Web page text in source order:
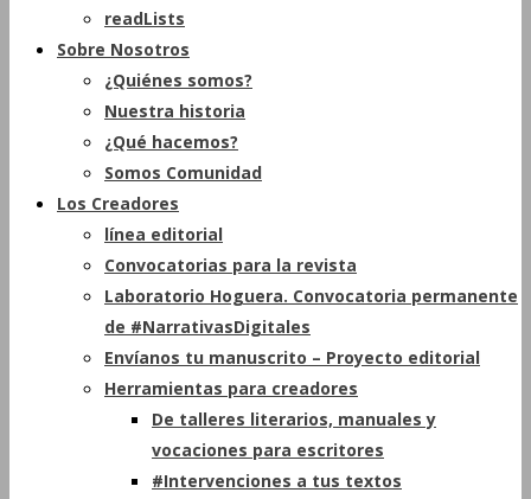
readLists
Sobre Nosotros
¿Quiénes somos?
Nuestra historia
¿Qué hacemos?
Somos Comunidad
Los Creadores
línea editorial
Convocatorias para la revista
Laboratorio Hoguera. Convocatoria permanente
de #NarrativasDigitales
Envíanos tu manuscrito – Proyecto editorial
Herramientas para creadores
De talleres literarios, manuales y
vocaciones para escritores
#Intervenciones a tus textos